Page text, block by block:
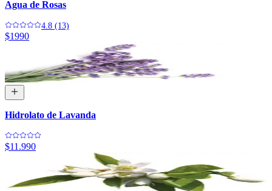
Agua de Rosas
4.8 (13)
$1990
Hidrolato de Lavanda
$11.990